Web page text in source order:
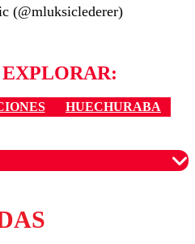
(@mluksiclederer)
HUECHURABA
para garantizar un